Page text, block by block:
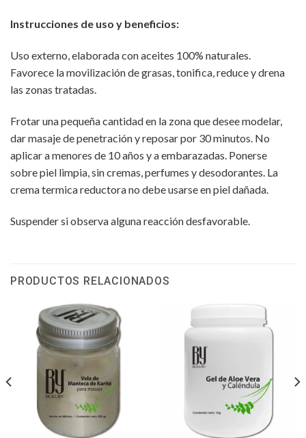
Instrucciones de uso y beneficios:
Uso externo, elaborada con aceites 100% naturales.
Favorece la movilización de grasas, tonifica, reduce y drena
las zonas tratadas.
Frotar una pequeña cantidad en la zona que desee modelar,
dar masaje de penetración y reposar por 30 minutos. No
aplicar a menores de 10 años y a embarazadas. Ponerse
sobre piel limpia, sin cremas, perfumes y desodorantes. La
crema termica reductora no debe usarse en piel dañada.
Suspender si observa alguna reacción desfavorable.
PRODUCTOS RELACIONADOS